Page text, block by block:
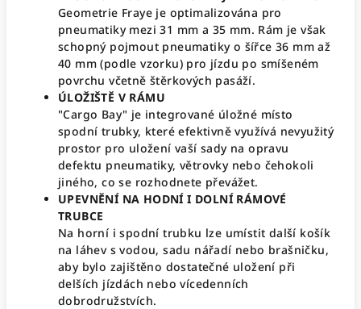
Geometrie Fraye je optimalizována pro
pneumatiky mezi 31 mm a 35 mm. Rám je však
schopný pojmout pneumatiky o šířce 36 mm až
40 mm (podle vzorku) pro jízdu po smíšeném
povrchu včetně štěrkových pasáží.
ÚLOŽIŠTĚ V RÁMU
"Cargo Bay" je integrované úložné místo
spodní trubky, které efektivně využívá nevyužitý
prostor pro uložení vaší sady na opravu
defektu pneumatiky, větrovky nebo čehokoli
jiného, co se rozhodnete převážet.
UPEVNĚNÍ NA HODNÍ I DOLNÍ RÁMOVÉ
TRUBCE
Na horní i spodní trubku lze umístit další košík
na láhev s vodou, sadu nářadí nebo brašničku,
aby bylo zajištěno dostatečné uložení při
delších jízdách nebo vícedenních
dobrodružstvích.